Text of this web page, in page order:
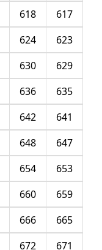
617
618
623
624
629
630
635
636
641
642
647
648
653
654
659
660
665
666
671
672